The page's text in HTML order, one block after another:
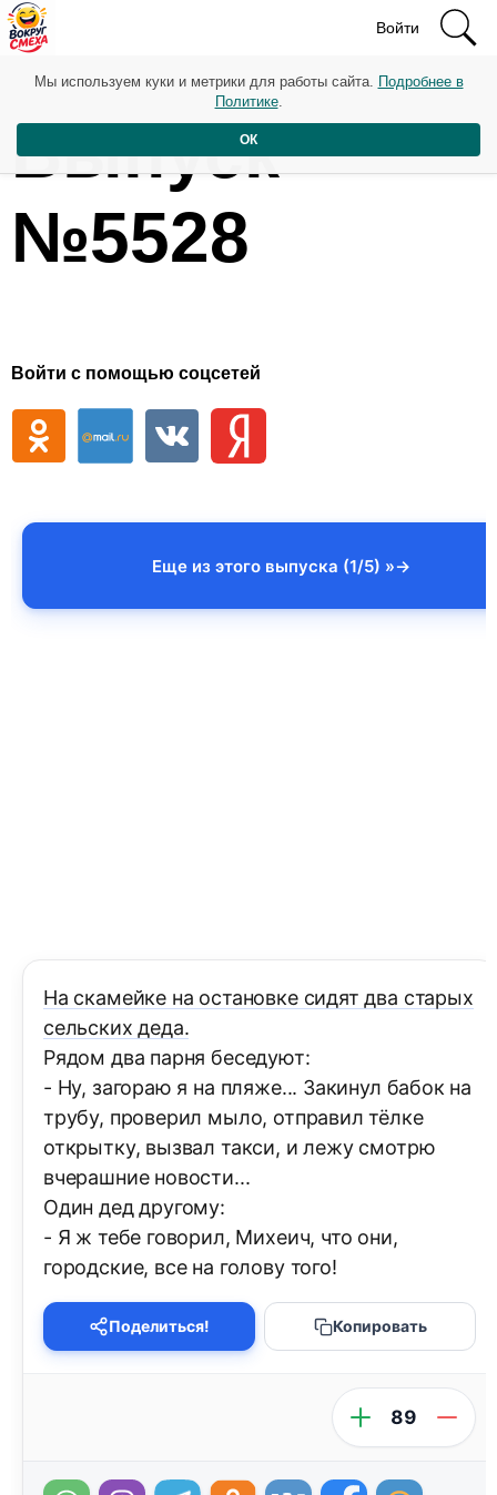
Войти
Выпуск
№5528
Войти с помощью соцсетей
Еще из этого выпуска (1/5) »
На скамейке на остановке сидят два старых
сельских деда.
Рядом два парня беседуют:
- Ну, загораю я на пляже... Закинул бабок на
трубу, проверил мыло, отправил тёлке
открытку, вызвал такси, и лежу смотрю
вчерашние новости...
Один дед другому:
- Я ж тебе говорил, Михеич, что они,
городские, все на голову того!
Поделиться! Копировать
89
Мы используем куки и метрики для работы сайта. Подробнее в
Политике.
ОК